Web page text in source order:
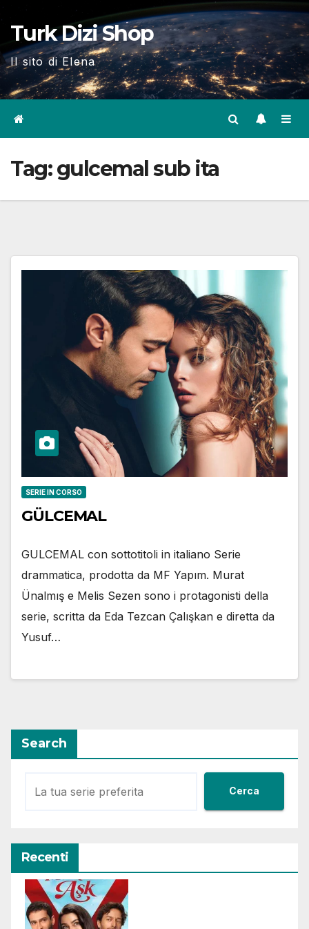
Skip
content
Turk Dizi Shop
Il sito di Elena
Tag:gulcemal sub ita
SERIE IN CORSO
GÜLCEMAL
GULCEMAL con sottotitoli in italiano Serie
drammatica, prodotta da MF Yapım. Murat
Ünalmış e Melis Sezen sono i protagonisti della
serie, scritta da Eda Tezcan Çalışkan e diretta da
Yusuf…
Search
Cerca
Recenti